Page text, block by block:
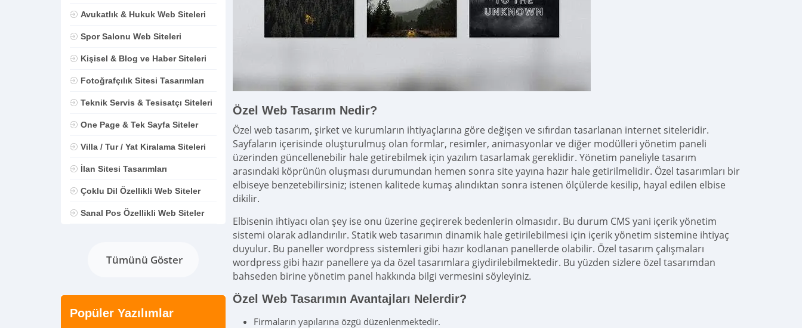
Avukatlık & Hukuk Web Siteleri
Spor Salonu Web Siteleri
Kişisel & Blog ve Haber Siteleri
Fotoğrafçılık Sitesi Tasarımları
Teknik Servis & Tesisatçı Siteleri
One Page & Tek Sayfa Siteler
Villa / Tur / Yat Kiralama Siteleri
İlan Sitesi Tasarımları
Çoklu Dil Özellikli Web Siteler
Sanal Pos Özellikli Web Siteler
Tümünü Göster
Popüler Yazılımlar
Özel Web Tasarım Nedir?
Özel web tasarım, şirket ve kurumların ihtiyaçlarına göre değişen ve sıfırdan tasarlanan internet siteleridir.
Sayfaların içerisinde oluşturulmuş olan formlar, resimler, animasyonlar ve diğer modülleri yönetim paneli
üzerinden güncellenebilir hale getirebilmek için yazılım tasarlamak gereklidir. Yönetim paneliyle tasarım
arasındaki köprünün oluşması durumundan hemen sonra site yayına hazır hale getirilmelidir. Özel tasarımları bir
elbiseye benzetebilirsiniz; istenen kalitede kumaş alındıktan sonra istenen ölçülerde kesilip, hayal edilen elbise
dikilir.
Elbisenin ihtiyacı olan şey ise onu üzerine geçirerek bedenlerin olmasıdır. Bu durum CMS yani içerik yönetim
sistemi olarak adlandırılır. Statik web tasarımın dinamik hale getirilebilmesi için içerik yönetim sistemine ihtiyaç
duyulur. Bu paneller wordpress sistemleri gibi hazır kodlanan panellerde olabilir. Özel tasarım çalışmaları
wordpress gibi hazır panellere ya da özel tasarımlara giydirilebilmektedir. Bu yüzden sizlere özel tasarımdan
bahseden birine yönetim panel hakkında bilgi vermesini söyleyiniz.
Özel Web Tasarımın Avantajları Nelerdir?
Firmaların yapılarına özgü düzenlenmektedir.